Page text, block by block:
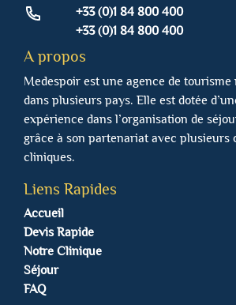
+33 (0)1 84 800 400
+33 (0)1 84 800 400
A propos
Medespoir est une agence de
dans plusieurs pays. Elle est dotée
expérience dans l’organisation de
grâce à son partenariat avec plusieurs
cliniques.
Liens Rapides
Accueil
Devis Rapide
Notre Clinique
Séjour
FAQ